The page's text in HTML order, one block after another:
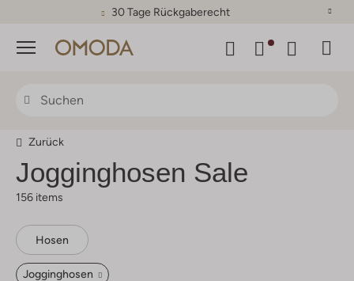
30 Tage Rückgaberecht
Menü
Zurück
Jogginghosen Sale
156 items
Hosen
Jogginghosen